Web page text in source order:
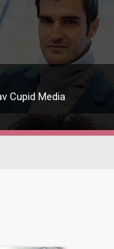
Cupid Media